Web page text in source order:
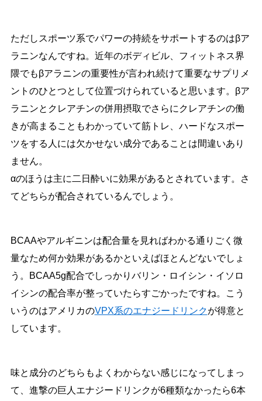
ただしスポーツ系でパワーの持続をサポートするのはβア
ラニンなんですね。近年のボディビル、フィットネス界
隈でもβアラニンの重要性が言われ続けて重要なサプリメ
ントのひとつとして位置づけられていると思います。βア
ラニンとクレアチンの併用摂取でさらにクレアチンの働
きが高まることもわかっていて筋トレ、ハードなスポー
ツをする人には欠かせない成分であることは間違いあり
ません。
αのほうは主に二日酔いに効果があるとされています。さ
てどちらが配合されているんでしょう。
BCAAやアルギニンは配合量を見ればわかる通りごく微
量なため何か効果があるかといえばほとんどないでしょ
う。BCAA5g配合でしっかりバリン・ロイシン・イソロ
イシンの配合率が整っていたらすごかったですね。こう
いうのはアメリカのVPX系のエナジードリンクが得意と
しています。
味と成分のどちらもよくわからない感じになってしまっ
て、進撃の巨人エナジードリンクが6種類なかったら6本